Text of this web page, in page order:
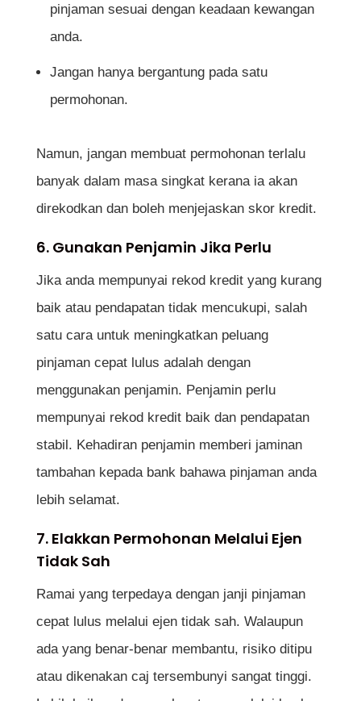
pinjaman sesuai dengan keadaan kewangan
anda.
Jangan hanya bergantung pada satu
permohonan.
Namun, jangan membuat permohonan terlalu
banyak dalam masa singkat kerana ia akan
direkodkan dan boleh menjejaskan skor kredit.
6. Gunakan Penjamin Jika Perlu
Jika anda mempunyai rekod kredit yang kurang
baik atau pendapatan tidak mencukupi, salah
satu cara untuk meningkatkan peluang
pinjaman cepat lulus adalah dengan
menggunakan penjamin. Penjamin perlu
mempunyai rekod kredit baik dan pendapatan
stabil. Kehadiran penjamin memberi jaminan
tambahan kepada bank bahawa pinjaman anda
lebih selamat.
7. Elakkan Permohonan Melalui Ejen
Tidak Sah
Ramai yang terpedaya dengan janji pinjaman
cepat lulus melalui ejen tidak sah. Walaupun
ada yang benar-benar membantu, risiko ditipu
atau dikenakan caj tersembunyi sangat tinggi.